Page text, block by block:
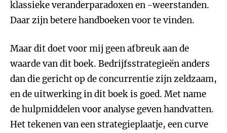
klassieke veranderparadoxen en -weerstanden.
Daar zijn betere handboeken voor te vinden.
Maar dit doet voor mij geen afbreuk aan de
waarde van dit boek. Bedrijfsstrategieën anders
dan die gericht op de concurrentie zijn zeldzaam,
en de uitwerking in dit boek is goed. Met name
de hulpmiddelen voor analyse geven handvatten.
Het tekenen van een strategieplaatje, een curve